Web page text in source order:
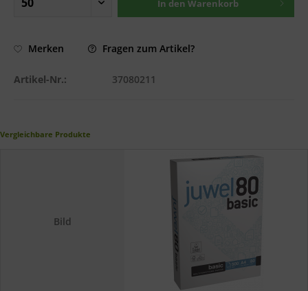
In den Warenkorb
Merken Fragen zum Artikel?
Artikel-Nr.: 37080211
Vergleichbare Produkte
Bild